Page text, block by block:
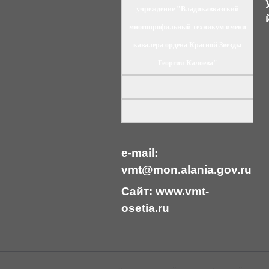
e-mail:
vmt@mon.alania.gov.ru
Cайт: www.vmt-
osetia.ru